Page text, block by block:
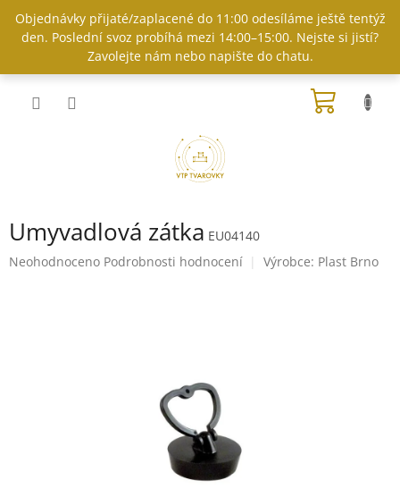
obsah
Objednávky přijaté/zaplacené do 11:00 odesíláme ještě tentýž
den. Poslední svoz probíhá mezi 14:00–15:00. Nejste si jistí?
Zavolejte nám nebo napište do chatu.
Umyvadlová zátka EU04140
Průměrné
Neohodnoceno Podrobnosti hodnocení Výrobce: Plast Brno